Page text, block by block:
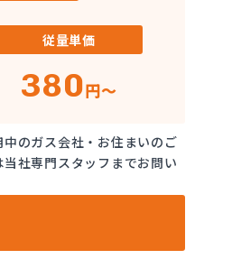
従量単価
380円～
のガス会社・お住まいのご
社専門スタッフまでお問い